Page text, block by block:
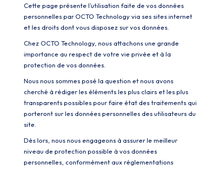
Cette page présente l’utilisation faite de vos données
personnelles par OCTO Technology via ses sites internet
et les droits dont vous disposez sur vos données.
Chez OCTO Technology, nous attachons une grande
importance au respect de votre vie privée et à la
protection de vos données.
Nous nous sommes posé la question et nous avons
cherché à rédiger les éléments les plus clairs et les plus
transparents possibles pour faire état des traitements qui
porteront sur les données personnelles des utilisateurs du
site.
Dès lors, nous nous engageons à assurer le meilleur
niveau de protection possible à vos données
personnelles, conformément aux réglementations